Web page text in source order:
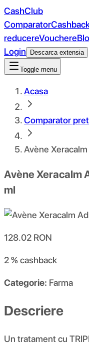
CashClub
Comparator
reducereVouchere
Login
Descarca extensia
Toggle menu
Acasa
Comparator
Avène
Avène Xeracalm
ml
128.02 RON
2 %cashback
Categorie: Farma
Descriere
Un tratament cu